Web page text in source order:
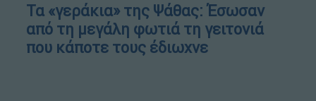
Τα «γεράκια» της Ψάθας: Έσωσαν
από τη μεγάλη φωτιά τη γειτονιά
που κάποτε τους έδιωχνε